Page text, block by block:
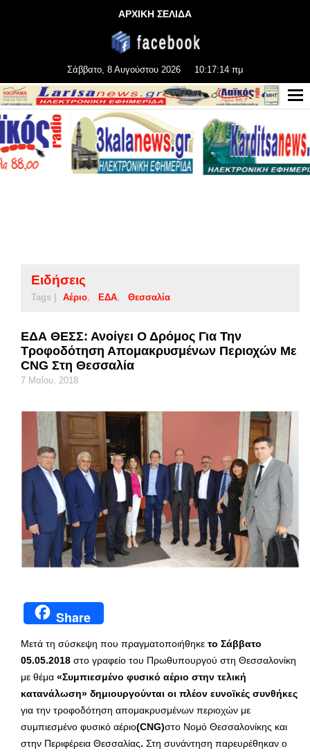
ΑΡΧΙΚΗ ΣΕΛΙΔΑ
Σάββατο, 8 Αυγούστου 2026 10:17:15 πμ
Ειδήσεις
Tags | Αέριο ΕΔΑ Θεσσαλία
ΕΔΑ ΘΕΣΣ: Ανοίγει Ο Δρόμος Για Την
Τροφοδότηση Απομακρυσμένων Περιοχών Με
CNG Στη Θεσσαλία
7 Μαΐου, 2018
Share
Μετά τη σύσκεψη που πραγματοποιήθηκε το Σάββατο
05.05.2018 στο γραφείο του Πρωθυπουργού στη Θεσσαλονίκη
με θέμα «Συμπιεσμένο φυσικό αέριο στην τελική
κατανάλωση» δημιουργούνται οι πλέον ευνοϊκές συνθήκες
για την τροφοδότηση απομακρυσμένων περιοχών με
συμπιεσμένο φυσικό αέριο(CNG)στο Νομό Θεσσαλονίκης και
στην Περιφέρεια Θεσσαλίας. Στη συνάντηση παρευρέθηκαν ο